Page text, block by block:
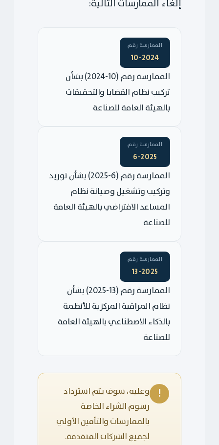
إلغاء الممارسات التالية:
الممارسة رقم
10-2024
الممارسة رقم (10-2024) بشأن
تركيب نظام القضايا والتحقيقات
بالهيئة العامة للصناعة
الممارسة رقم
6-2025
الممارسة رقم (6-2025) بشأن توريد
وتركيب وتشغيل وصيانة نظام
المساعد الافتراضي بالهيئة العامة
للصناعة
الممارسة رقم
13-2025
الممارسة رقم (13-2025) بشأن
نظام المراقبة المركزية للأنظمة
بالذكاء الاصطناعي بالهيئة العامة
للصناعة
!
وعليه، سوف يتم استرداد
رسوم الشراء الخاصة
بالممارسات والتأمين الأولي
لجميع الشركات المتقدمة.